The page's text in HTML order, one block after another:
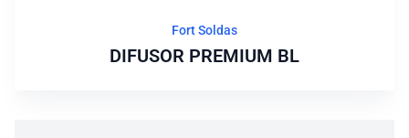
Fort Soldas
DIFUSOR PREMIUM BL